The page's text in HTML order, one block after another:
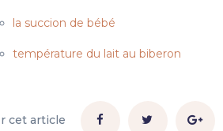
la succion de bébé
température du lait au biberon
cet article